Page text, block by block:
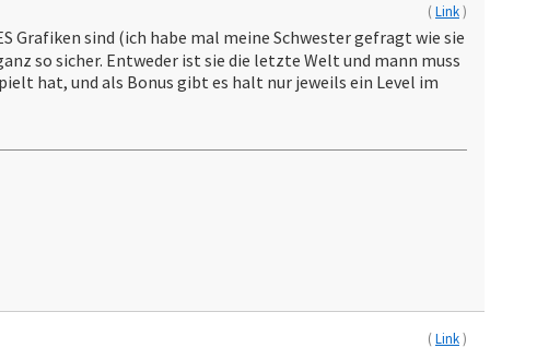
(Link)
Grafiken sind (ich habe mal meine Schwester gefragt wie sie
so sicher. Entweder ist sie die letzte Welt und mann muss
hat, und als Bonus gibt es halt nur jeweils ein Level im
(Link)